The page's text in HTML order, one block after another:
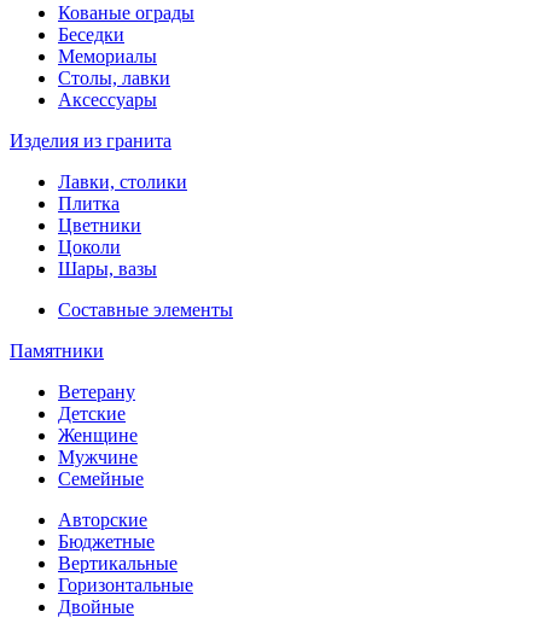
Кованые ограды
Беседки
Мемориалы
Столы, лавки
Аксессуары
Изделия из гранита
Лавки, столики
Плитка
Цветники
Цоколи
Шары, вазы
Составные элементы
Памятники
Ветерану
Детские
Женщине
Мужчине
Семейные
Авторские
Бюджетные
Вертикальные
Горизонтальные
Двойные